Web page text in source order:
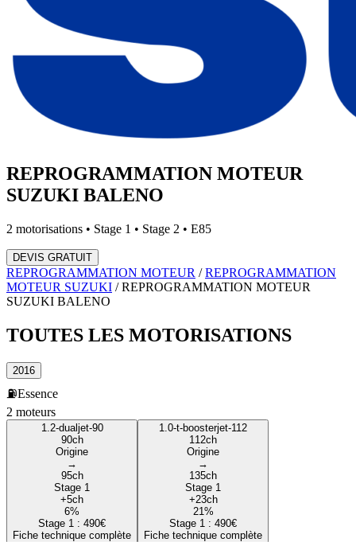
REPROGRAMMATION MOTEUR
SUZUKI BALENO
2 motorisations • Stage 1 • Stage 2 • E85
DEVIS GRATUIT
REPROGRAMMATION MOTEUR /REPROGRAMMATION
MOTEUR SUZUKI /REPROGRAMMATION MOTEUR
SUZUKI BALENO
TOUTES LES MOTORISATIONS
2016
⛽Essence
2 moteurs
1.2-dualjet-90
90ch
Origine
→
95ch
Stage 1
+5ch
6%
Stage 1 : 490€
Fiche technique complète
1.0-t-boosterjet-112
112ch
Origine
→
135ch
Stage 1
+23ch
21%
Stage 1 : 490€
Fiche technique complète